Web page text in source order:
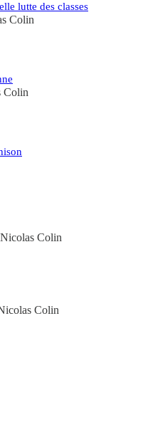
lutte des classes
Colin
Colin
Nicolas Colin
Colin